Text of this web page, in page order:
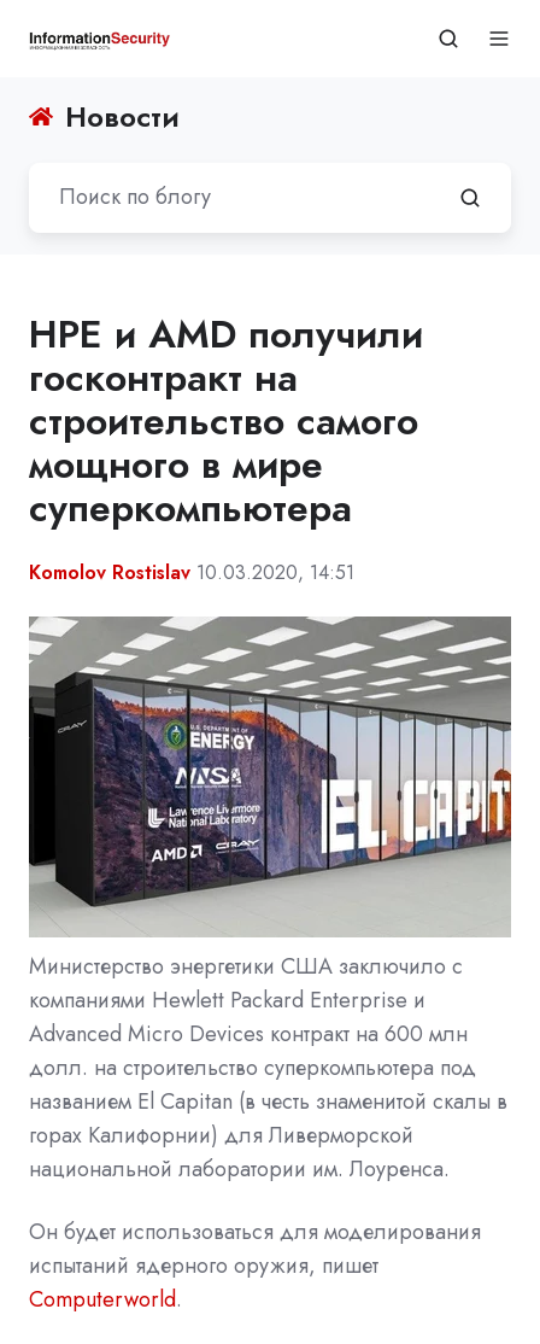
Новости
HPE и AMD получили
госконтракт на
строительство самого
мощного в мире
суперкомпьютера
Komolov Rostislav 10.03.2020, 14:51
Министерство энергетики США заключило с
компаниями Hewlett Packard Enterprise и
Advanced Micro Devices контракт на 600 млн
долл. на строительство суперкомпьютера под
названием El Capitan (в честь знаменитой скалы в
горах Калифорнии) для Ливерморской
национальной лаборатории им. Лоуренса.
Он будет использоваться для моделирования
испытаний ядерного оружия, пишет
Computerworld.